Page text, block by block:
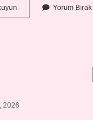
kaçıncı
Yorum Bırak
2026